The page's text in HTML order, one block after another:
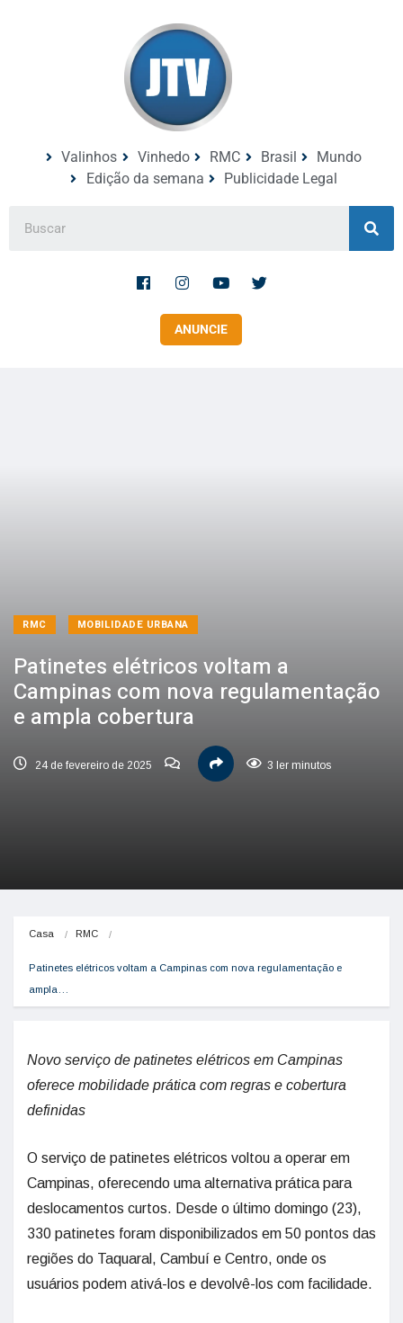
Valinhos Vinhedo RMC Brasil
Mundo
Edição da semana
Publicidade Legal
ANUNCIE
RMC MOBILIDADE URBANA
Patinetes elétricos voltam a
Campinas com nova regulamentação
e ampla cobertura
24 de fevereiro de 2025 3 ler minutos
Casa RMC
Patinetes elétricos voltam a Campinas com nova regulamentação e
ampla…
Novo serviço de patinetes elétricos em Campinas
oferece mobilidade prática com regras e cobertura
definidas
O serviço de patinetes elétricos voltou a operar em
Campinas, oferecendo uma alternativa prática para
deslocamentos curtos. Desde o último domingo (23),
330 patinetes foram disponibilizados em 50 pontos das
regiões do Taquaral, Cambuí e Centro, onde os
usuários podem ativá-los e devolvê-los com facilidade.